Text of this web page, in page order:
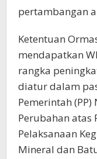
pertambangan
Ketentuan
mendapatkan
rangka
diatur dalam
Pemerintah
Perubahan atas
Pelaksanaan
Mineral dan